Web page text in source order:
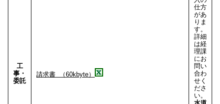
工
事・
委託
請求書 （60kbyte）
仕方
があ
りま
す。
詳細
は経
理課
にお
問い
合わ
せく
ださ
い。